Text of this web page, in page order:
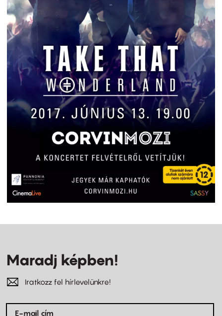
Maradj képben!
Iratkozz fel hírlevelünkre!